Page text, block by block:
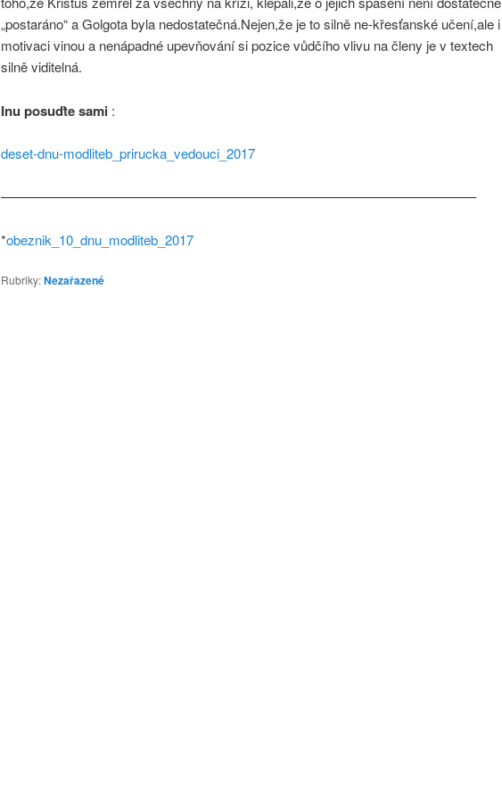
„postaráno“ a Golgota byla nedostatečná.Nejen,že je to silně ne-křesťanské učení,ale i
motivaci vinou a nenápadné upevňování si pozice vůdčího vlivu na členy je v textech
silně viditelná.
Inu posuďte sami :
deset-dnu-modliteb_prirucka_vedouci_2017
———————————————————————————————————–
*obeznik_10_dnu_modliteb_2017
Rubriky:Nezařazené